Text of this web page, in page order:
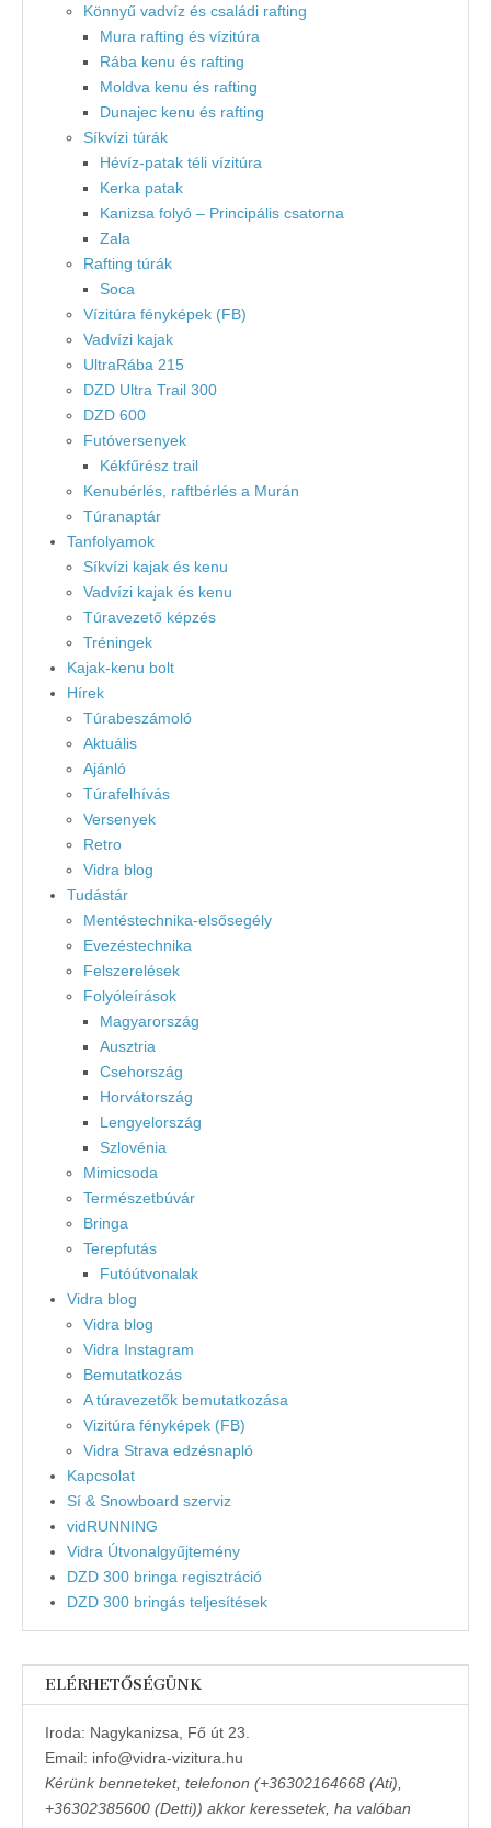
Könnyű vadvíz és családi rafting
Mura rafting és vízitúra
Rába kenu és rafting
Moldva kenu és rafting
Dunajec kenu és rafting
Síkvízi túrák
Hévíz-patak téli vízitúra
Kerka patak
Kanizsa folyó – Principális csatorna
Zala
Rafting túrák
Soca
Vízitúra fényképek (FB)
Vadvízi kajak
UltraRába 215
DZD Ultra Trail 300
DZD 600
Futóversenyek
Kékfűrész trail
Kenubérlés, raftbérlés a Murán
Túranaptár
Tanfolyamok
Síkvízi kajak és kenu
Vadvízi kajak és kenu
Túravezető képzés
Tréningek
Kajak-kenu bolt
Hírek
Túrabeszámoló
Aktuális
Ajánló
Túrafelhívás
Versenyek
Retro
Vidra blog
Tudástár
Mentéstechnika-elsősegély
Evezéstechnika
Felszerelések
Folyóleírások
Magyarország
Ausztria
Csehország
Horvátország
Lengyelország
Szlovénia
Mimicsoda
Természetbúvár
Bringa
Terepfutás
Futóútvonalak
Vidra blog
Vidra blog
Vidra Instagram
Bemutatkozás
A túravezetők bemutatkozása
Vizitúra fényképek (FB)
Vidra Strava edzésnapló
Kapcsolat
Sí & Snowboard szerviz
vidRUNNING
Vidra Útvonalgyűjtemény
DZD 300 bringa regisztráció
DZD 300 bringás teljesítések
ELÉRHETŐSÉGÜNK
Iroda: Nagykanizsa, Fő út 23.
Email: info@vidra-vizitura.hu
Kérünk benneteket, telefonon (+36302164668 (Ati),
+36302385600 (Detti)) akkor keressetek, ha valóban